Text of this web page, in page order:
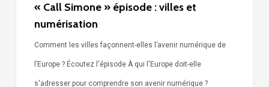
« Call Simone » épisode : villes et
numérisation
Comment les villes façonnent-elles l’avenir numérique de
l’Europe ? Écoutez l'épisode À qui l'Europe doit-elle
s'adresser pour comprendre son avenir numérique ?